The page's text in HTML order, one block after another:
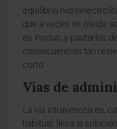
equilibrio
que a veces se olvida:
es inocuo, y pautarlos
consecuencias tan
corto.
Vías de
La vía intravenosa es,
habitual: lleva la